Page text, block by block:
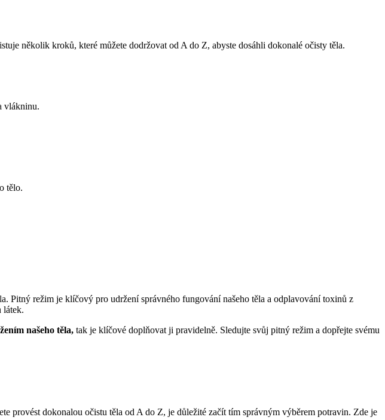
několik ​kroků, které můžete ⁣dodržovat ​od A do Z, abyste dosáhli ‍dokonalé očisty těla.
vlákninu.
tělo.
Pitný režim je klíčový pro ⁢udržení správného fungování našeho těla ⁢a odplavování toxinů⁣ z
látek.
našeho těla, tak je klíčové doplňovat ​ji⁢ pravidelně. ​Sledujte svůj pitný režim a dopřejte⁣ svému
dokonalou očistu těla‌ od A do Z, je důležité začít tím správným výběrem potravin.‌ Zde je⁤